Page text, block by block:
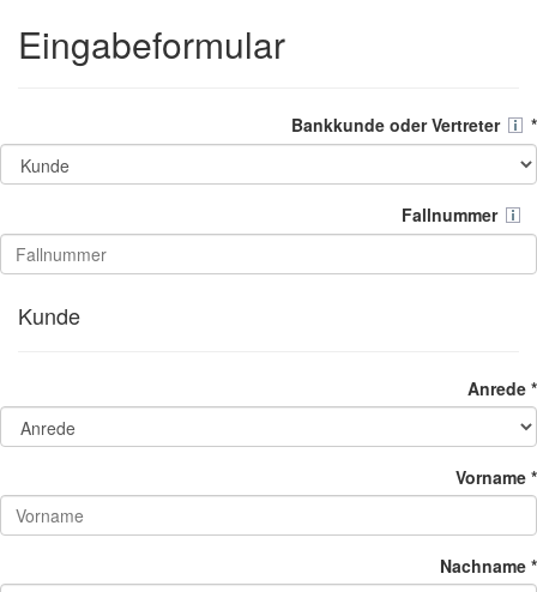
Eingabeformular
Bankkunde oder Vertreter *
Fallnummer
Kunde
Anrede *
Vorname *
Nachname *